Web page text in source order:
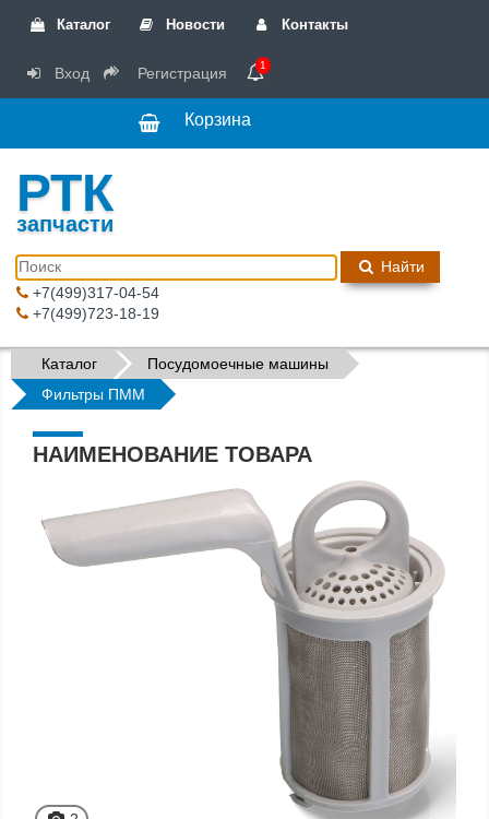
Каталог Новости Контакты
Вход Регистрация 1
Корзина
РТК
запчасти
Найти
+7(499)317-04-54
+7(499)723-18-19
Каталог
Посудомоечные машины
Фильтры ПММ
НАИМЕНОВАНИЕ ТОВАРА